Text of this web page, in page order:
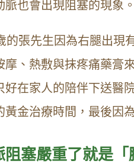
脈也會出現阻塞的現象。
的張先生因為右腿出現
摩、熱敷與抹疼痛藥膏
好在家人的陪伴下送醫
黃金治療時間，最後因
塞嚴重了就是「